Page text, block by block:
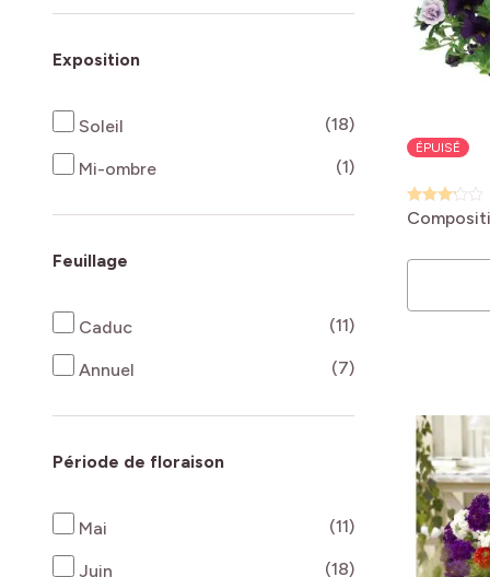
Exposition
Soleil (18)produits
Mi-ombre (1)produits
Feuillage
Caduc (11)produits
Annuel (7)produits
Période de floraison
Mai (11)produits
Juin (18)produits
ÉPUISÉ